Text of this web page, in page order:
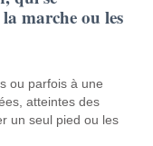
marche ou les
ou parfois à une
atteintes des
un seul pied ou les